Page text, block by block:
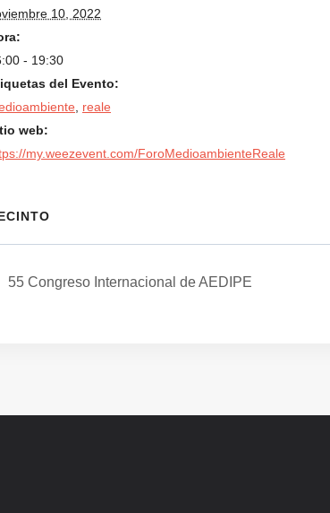
10, 2022
- 19:30
del Evento:
reale
web:
my.weezevent.com/ForoMedioambienteReale
55 Congreso Internacional de AEDIPE